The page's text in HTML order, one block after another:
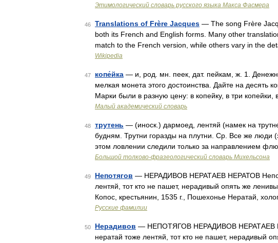
Этимологический словарь русского языка Макса Фасмера
46 Translations of Frère Jacques — The song Frère
both its French and English forms. Many other
match to the French version, while others vary in the
Wikipedia
47 копе́йка — и, род. мн. пеек, дат. пейкам, ж. 1.
мелкая монета этого достоинства. Дайте на десять
Марки были в разную цену: в копейку, в три копейки,
Малый академический словарь
48 трутень — (иноск.) дармоед, лентяй (намек на
будням. Трутни горазды на плутни. Ср. Все же люди
этом ловлении следили только за направлением
Большой толково-фразеологический словарь Михельсона
49 Непотягов — НЕРАДИВОВ НЕРАТАЕВ НЕРАТОВ
лентяй, тот кто не пашет, нерадивый опять же
Копос, крестьянин, 1535 г., Пошехонье Нератай,
Русские фамилии
50 Нерадивов — НЕПОТЯГОВ НЕРАДИВОВ НЕРАТАЕВ
нератай тоже лентяй, тот кто не пашет, нерадивый